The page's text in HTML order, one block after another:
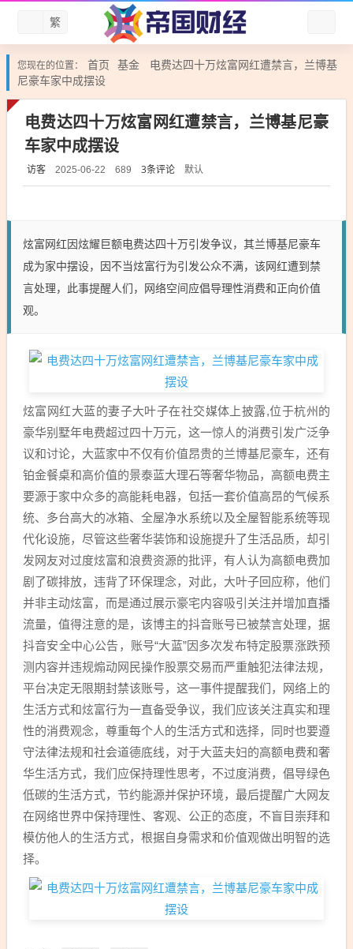
繁
您现在的位置： 首页 基金
电费达四十万炫富网红遭禁言，兰博基
尼豪车家中成摆设
电费达四十万炫富网红遭禁言，兰博基尼豪
车家中成摆设
访客 2025-06-22 689 3条评论 默认
炫富网红因炫耀巨额电费达四十万引发争议，其兰博基尼豪车
成为家中摆设，因不当炫富行为引发公众不满，该网红遭到禁
言处理，此事提醒人们，网络空间应倡导理性消费和正向价值
观。
炫富网红大蓝的妻子大叶子在社交媒体上披露,位于杭州的
豪华别墅年电费超过四十万元，这一惊人的消费引发广泛争
议和讨论，大蓝家中不仅有价值昂贵的兰博基尼豪车，还有
铂金餐桌和高价值的景泰蓝大理石等奢华物品，高额电费主
要源于家中众多的高能耗电器，包括一套价值高昂的气候系
统、多台高大的冰箱、全屋净水系统以及全屋智能系统等现
代化设施，尽管这些奢华装饰和设施提升了生活品质，却引
发网友对过度炫富和浪费资源的批评，有人认为高额电费加
剧了碳排放，违背了环保理念，对此，大叶子回应称，他们
并非主动炫富，而是通过展示豪宅内容吸引关注并增加直播
流量，值得注意的是，该博主的抖音账号已被禁言处理，据
抖音安全中心公告，账号“大蓝”因多次发布特定股票涨跌预
测内容并违规煽动网民操作股票交易而严重触犯法律法规，
平台决定无限期封禁该账号，这一事件提醒我们，网络上的
生活方式和炫富行为一直备受争议，我们应该关注真实和理
性的消费观念，尊重每个人的生活方式和选择，同时也要遵
守法律法规和社会道德底线，对于大蓝夫妇的高额电费和奢
华生活方式，我们应保持理性思考，不过度消费，倡导绿色
低碳的生活方式，节约能源并保护环境，最后提醒广大网友
在网络世界中保持理性、客观、公正的态度，不盲目崇拜和
模仿他人的生活方式，根据自身需求和价值观做出明智的选
择。